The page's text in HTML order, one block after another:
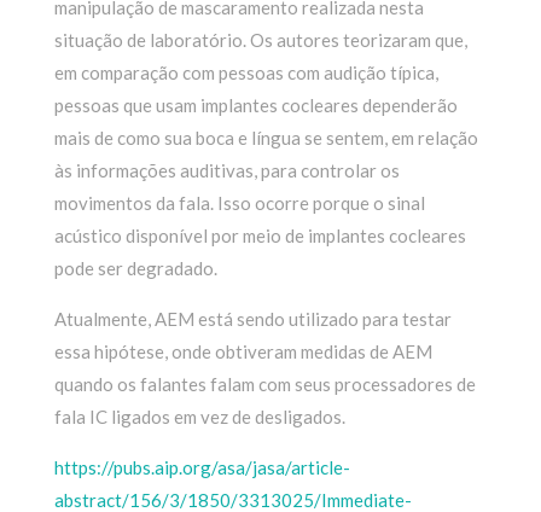
manipulação de mascaramento realizada nesta
situação de laboratório. Os autores teorizaram que,
em comparação com pessoas com audição típica,
pessoas que usam implantes cocleares dependerão
mais de como sua boca e língua se sentem, em relação
às informações auditivas, para controlar os
movimentos da fala. Isso ocorre porque o sinal
acústico disponível por meio de implantes cocleares
pode ser degradado.
Atualmente, AEM está sendo utilizado para testar
essa hipótese, onde obtiveram medidas de AEM
quando os falantes falam com seus processadores de
fala IC ligados em vez de desligados.
https://pubs.aip.org/asa/jasa/article-
abstract/156/3/1850/3313025/Immediate-